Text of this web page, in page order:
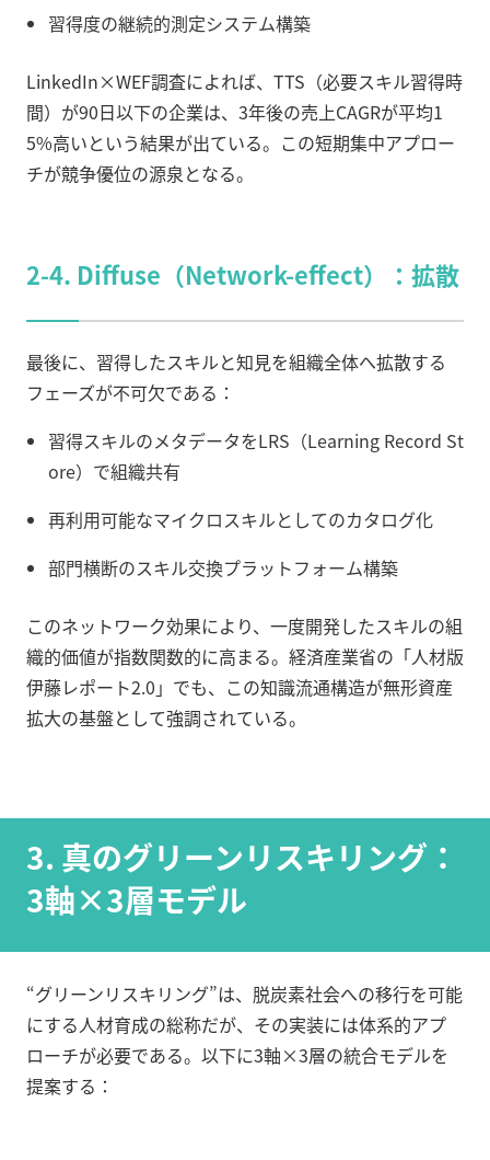
習得度の継続的測定システム構築
LinkedIn×WEF調査によれば、TTS（必要スキル習得時
間）が90日以下の企業は、3年後の売上CAGRが平均1
5%高いという結果が出ている。この短期集中アプロー
チが競争優位の源泉となる。
2-4. Diffuse（Network-effect）：拡散
最後に、習得したスキルと知見を組織全体へ拡散する
フェーズが不可欠である：
習得スキルのメタデータをLRS（Learning Record St
ore）で組織共有
再利用可能なマイクロスキルとしてのカタログ化
部門横断のスキル交換プラットフォーム構築
このネットワーク効果により、一度開発したスキルの組
織的価値が指数関数的に高まる。経済産業省の「人材版
伊藤レポート2.0」でも、この知識流通構造が無形資産
拡大の基盤として強調されている。
3. 真のグリーンリスキリング：
3軸×3層モデル
“グリーンリスキリング”は、脱炭素社会への移行を可能
にする人材育成の総称だが、その実装には体系的アプ
ローチが必要である。以下に3軸×3層の統合モデルを
提案する：